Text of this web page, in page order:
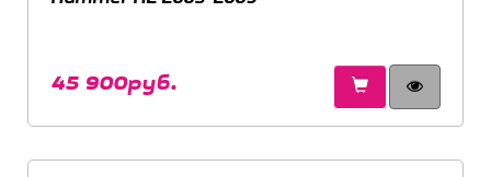
45 900руб.